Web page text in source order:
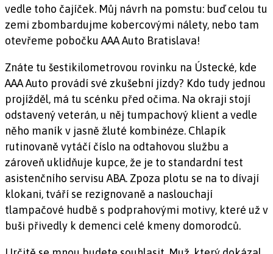
vedle toho čajíček. Můj návrh na pomstu: buď celou tu
zemi zbombardujme kobercovými nálety, nebo tam
otevřeme pobočku AAA Auto Bratislava!
Znáte tu šestikilometrovou rovinku na Ústecké, kde
AAA Auto provádí své zkušební jízdy? Kdo tudy jednou
projížděl, má tu scénku před očima. Na okraji stojí
odstavený veterán, u něj tumpachový klient a vedle
něho maník v jasně žluté kombinéze. Chlapík
rutinovaně vytáčí číslo na odtahovou službu a
zároveň uklidňuje kupce, že je to standardní test
asistenčního servisu ABA. Zpoza plotu se na to dívají
klokani, tváří se rezignovaně a naslouchají
tlampačové hudbě s podprahovými motivy, které už v
buši přivedly k demenci celé kmeny domorodců.